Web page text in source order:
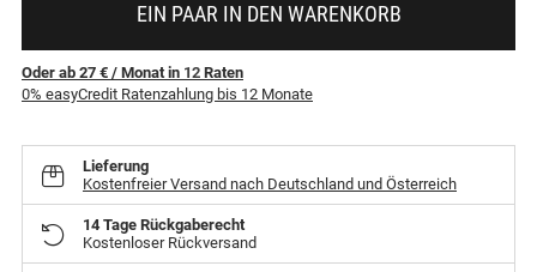
EIN PAAR IN DEN WARENKORB
Oder ab 27 € / Monatin 12 Raten
0% easyCredit Ratenzahlung bis 12 Monate
Lieferung
Kostenfreier Versand nach Deutschland und Österreich
14 Tage Rückgaberecht
Kostenloser Rückversand